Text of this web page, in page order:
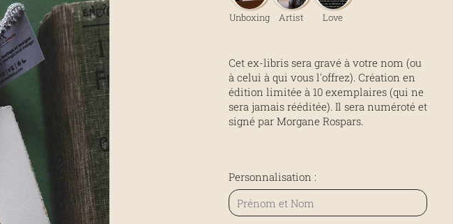
Unboxing Artist Love
Cet ex-libris sera gravé à votre nom (ou
à celui à qui vous l'offrez). Création en
édition limitée à 10 exemplaires (qui ne
sera jamais rééditée). Il sera numéroté et
signé par Morgane Rospars.
Personnalisation :